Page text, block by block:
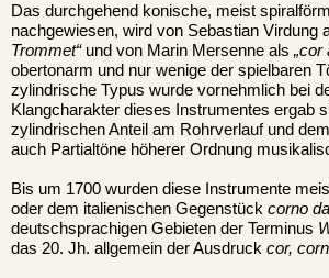
Das durchgehend konische, meist
nachgewiesen, wird von Sebastian Virdung
Trommet“und von Marin Mersenne als „cor
obertonarm und nur wenige der spielbaren
zylindrische Typus wurde vornehmlich bei
Klangcharakter dieses Instrumentes ergab
zylindrischen Anteil am Rohrverlauf und
auch Partialtöne höherer Ordnung
Bis um 1700 wurden diese Instrumente
oder dem italienischen Gegenstück corno
deutschsprachigen Gebieten der Terminus
das 20. Jh. allgemein der Ausdruck cor,